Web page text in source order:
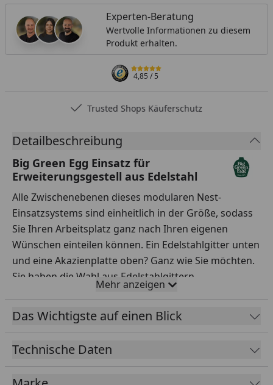
Experten-Beratung
Wertvolle Informationen zu diesem
Produkt erhalten.
4,85/ 5
Trusted Shops Käuferschutz
Detailbeschreibung
Big Green Egg Einsatz für
Erweiterungsgestell aus Edelstahl
Alle Zwischenebenen dieses modularen Nest-
Einsatzsystems sind einheitlich in der Größe, sodass
Sie Ihren Arbeitsplatz ganz nach Ihren eigenen
Wünschen einteilen können. Ein Edelstahlgitter unten
und eine Akazienplatte oben? Ganz wie Sie möchten.
Sie haben die Wahl aus Edelstahlgittern,
Edelstahlplatten oder Akazienplatten. Sie können sich
nicht entscheiden? Die Gitter und Platten lassen sich
bei Bedarf austauschen.
Aus Edelstahl 304 hergestellt.
Mehr anzeigen
Das Wichtigste auf einen Blick
Technische Daten